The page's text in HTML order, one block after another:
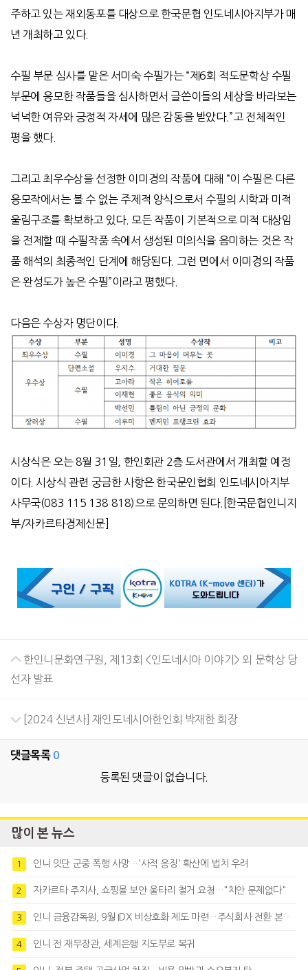
주하고 있는 재외동포를 대상으로 한국문협 인도네시아지부가 매
년 개최하고 있다.
수필 부문 심사를 맡은 서미숙 수필가는 “제6회 적도문학상 수필
부문에 응모한 작품들을 심사하면서 글쓴이들의 세상을 바라보는
넉넉한 여유와 긍정적 자세에 많은 감동을 받았다.”고 전체적인
평을 했다.
그리고 최우수상을 선정한 이미경의 작품에 대해 “이 수필은 다른
응모작에서는 볼 수 없는 주제적 양식으로서 수필의 시학과 미적
울림구조를 확보하고 있다. 모든 작품이 기본적으로 미적 대상임
을 전제할 때 수필작품 속에서 생성된 미의식을 음미하는 것은 작
품 해석의 최종적인 단계에 해당된다. 그런 면에서 이미경의 작품
은 완성도가 높은 수필”이라고 평했다.
다음은 수상자 명단이다.
시상식은 오는8월 31 일 한인회관 2층 도서관에서 개최할 예정
이다. 시상식 관련 궁금한 사항은 한국문인협회 인도네시아지부
사무국(083 115 138 818) 으로 문의하면 된다.[한국문협인니지
부/자카르타경제신문
한인니문화연구원, 제13회 <인도네시아 이야기> 외 문학상 당
선자 발표
[2024 신년사] 재인도네시아한인회 박재한 회장
댓글목록 0
등록된 댓글이 없습니다.
많이 본 뉴스
1 인니 잇단 군중 폭행 사망…'사적 응징' 확산에 법치 우려
2 자카르타 주지사, 쇼핑몰 보안 울타리 철거 요청…"치안 문제없다"
3 인니 금융감독원, 9월 IDX 비상호화 제도 마련…주식회사 전환 본격화
4 인니 전 재무장관, 세계은행 지도부로 복귀